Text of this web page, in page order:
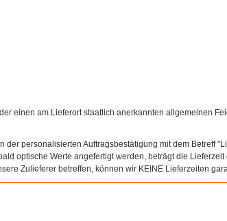
einen am Lieferort staatlich anerkannten allgemeinen
der personalisierten Auftragsbestätigung mit dem Betreff
optische Werte angefertigt werden, beträgt die Lieferzeit
Zulieferer betreffen, können wir KEINE Lieferzeiten